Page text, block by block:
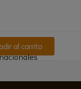
al carrito